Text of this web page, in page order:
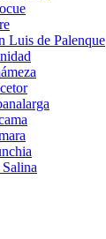
Luis de Palenque